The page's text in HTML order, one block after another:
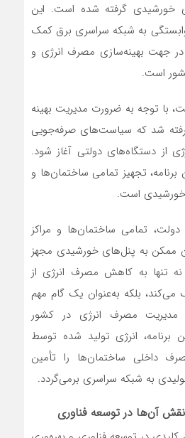
خورشیدی گرفته شده است. این
به شبکه سراسری برق کمک
جهت بهینه‌سازی مصرف انرژی و
است.
با توجه به ضرورت مدیریت بهینه
شد که سیاست‌های صرفه‌جویی
از دستگاه‌های دولتی آغاز شود.
برنامه، تجهیز تمامی ساختمان‌ها و
خورشیدی است.
تمامی ساختمان‌ها و مراکز
ممکن به پنل‌های خورشیدی مجهز
تنها به کاهش مصرف انرژی از
بلکه به‌عنوان یک گام مهم
مصرف انرژی در کشور
انرژی تولید شده توسط
داخلی ساختمان‌ها را تأمین
به شبکه سراسری برمی‌گردد.
آن‌ها در توسعه فناوری